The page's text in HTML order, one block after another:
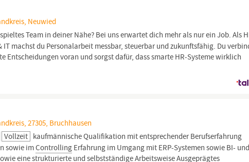
Neuwied
Team in deiner Nähe? Bei uns erwartet dich mehr als nur ein Job. Als
IT machst du Personalarbeit messbar, steuerbar und zukunftsfähig. Du
Entscheidungen voran und sorgst dafür, dass smarte HR-Systeme wirklich
27305, Bruchhausen
Vollzeit kaufmännische Qualifikation mit entsprechender Berufserfahrung
sowie imControlling Erfahrung im Umgang mit ERP-Systemen sowie BI- und
eine strukturierte und selbstständige Arbeitsweise Ausgeprägtes